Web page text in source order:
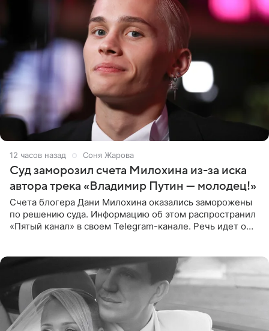
12 часов назад Соня Жарова
Суд заморозил счета Милохина из-за иска
автора трека «Владимир Путин — молодец!»
Счета блогера Дани Милохина оказались заморожены
по решению суда. Информацию об этом распространил
«Пятый канал» в своем Telegram-канале. Речь идет о